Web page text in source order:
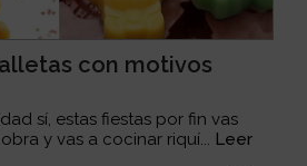
con motivos
sí, estas fiestas por fin vas
y vas a cocinar riquí... Leer